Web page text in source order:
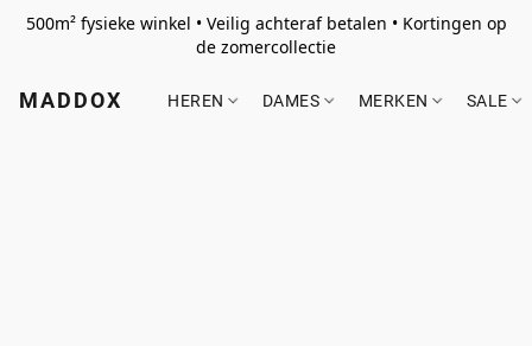
500m² fysieke winkel • Veilig achteraf betalen • Kortingen op
de zomercollectie
MADDOX HEREN DAMES MERKEN SALE